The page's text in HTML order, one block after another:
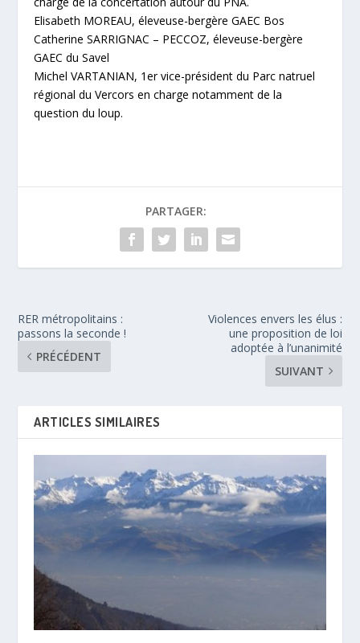
Elisabeth MOREAU, éleveuse-bergère GAEC Bos
Catherine SARRIGNAC – PECCOZ, éleveuse-bergère
GAEC du Savel
Michel VARTANIAN, 1er vice-président du Parc natruel
régional du Vercors en charge notamment de la
question du loup.
PARTAGER:
RER métropolitains :
passons la seconde !
PRÉCÉDENT
Violences envers les élus :
une proposition de loi
adoptée à l’unanimité
SUIVANT
ARTICLES SIMILAIRES